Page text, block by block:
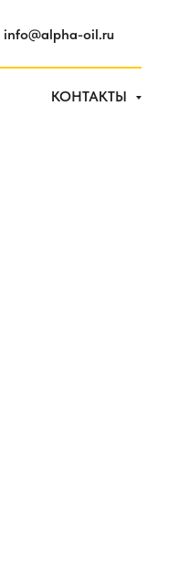
info@alpha-oil.ru
КОНТАКТЫ